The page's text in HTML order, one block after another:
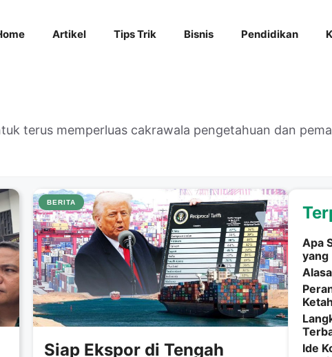
Artikel Tips Trik Bisnis Pendidikan
terus memperluas cakrawala pengetahuan dan
BERITA
Siap Ekspor di Tengah
Apa
yang
Ide